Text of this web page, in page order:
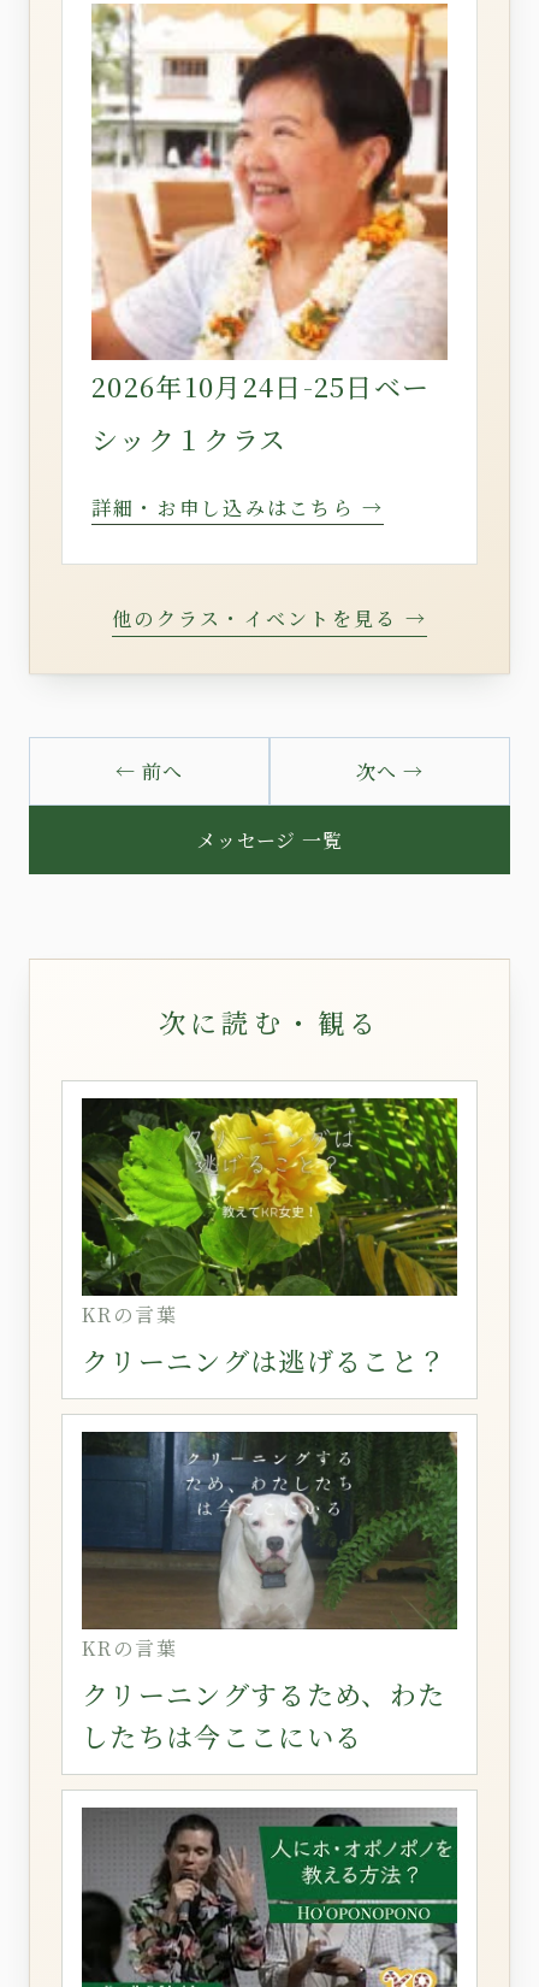
2026年10月24日-25日ベー
シック１クラス
詳細・お申し込みはこちら →
他のクラス・イベントを見る →
← 前へ
メッセージ 一覧
次へ →
次に読む・観る
KRの言葉
クリーニングは逃げること？
KRの言葉
クリーニングするため、わた
したちは今ここにいる